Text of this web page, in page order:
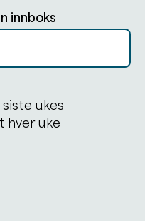
innboks
ukes
hver uke